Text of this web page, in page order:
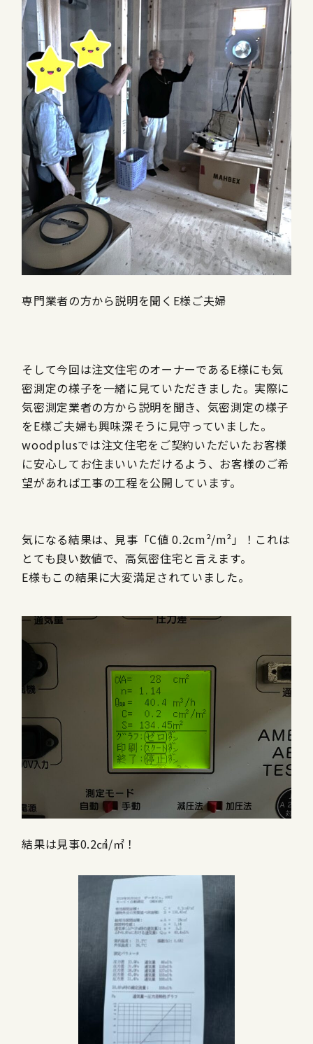
専門業者の方から説明を聞くE様ご夫婦
そして今回は注文住宅のオーナーであるE様にも気
密測定の様子を一緒に見ていただきました。実際に
気密測定業者の方から説明を聞き、気密測定の様子
をE様ご夫婦も興味深そうに見守っていました。
woodplusでは注文住宅をご契約いただいたお客様
に安心してお住まいいただけるよう、お客様のご希
望があれば工事の工程を公開しています。
気になる結果は、見事「C値 0.2cm²/m²」！これは
とても良い数値で、高気密住宅と言えます。
E様もこの結果に大変満足されていました。
結果は見事0.2㎠/㎡！